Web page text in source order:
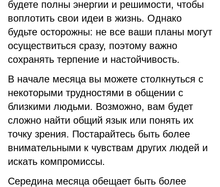
будете полны энергии и решимости, чтобы
воплотить свои идеи в жизнь. Однако
будьте осторожны: не все ваши планы могут
осуществиться сразу, поэтому важно
сохранять терпение и настойчивость.
В начале месяца вы можете столкнуться с
некоторыми трудностями в общении с
близкими людьми. Возможно, вам будет
сложно найти общий язык или понять их
точку зрения. Постарайтесь быть более
внимательными к чувствам других людей и
искать компромиссы.
Середина месяца обещает быть более